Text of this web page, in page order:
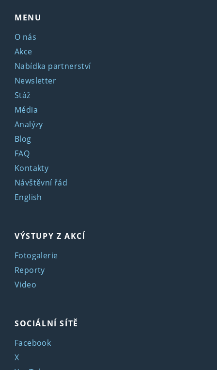
MENU
O nás
Akce
Nabídka partnerství
Newsletter
Stáž
Média
Analýzy
Blog
FAQ
Kontakty
Návštěvní řád
English
VÝSTUPY Z AKCÍ
Fotogalerie
Reporty
Video
SOCIÁLNÍ SÍTĚ
Facebook
X